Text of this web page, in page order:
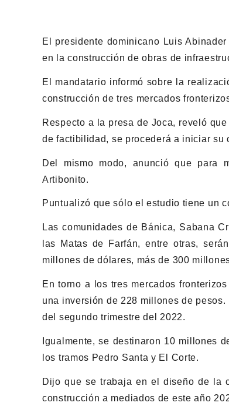
El presidente dominicano Luis
en la construcción de obras de
El mandatario informó sobre la
construcción de tres mercados
Respecto a la presa de Joca, reveló
de factibilidad, se procederá a iniciar
Del mismo modo, anunció que para
Artibonito.
Puntualizó que sólo el estudio tiene un
Las comunidades de Bánica, Sabana
las Matas de Farfán, entre otras,
millones de dólares, más de 300
En torno a los tres mercados
una inversión de 228 millones de
del segundo trimestre del 2022.
Igualmente, se destinaron 10 millones
los tramos Pedro Santa y El Corte.
Dijo que se trabaja en el diseño de la
construcción a mediados de este año